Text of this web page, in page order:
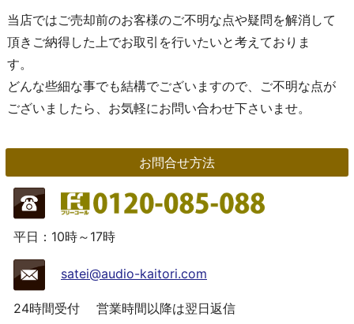
当店ではご売却前のお客様のご不明な点や疑問を解消して
頂きご納得した上でお取引を行いたいと考えておりま
す。
どんな些細な事でも結構でございますので、ご不明な点が
ございましたら、お気軽にお問い合わせ下さいませ。
お問合せ方法
平日：10時～17時
satei@audio-kaitori.com
24時間受付 営業時間以降は翌日返信